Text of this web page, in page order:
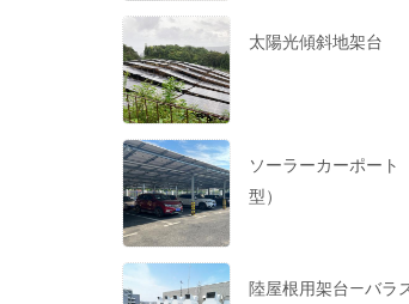
太陽光傾斜地架台
ソーラーカーポート
型）
陸屋根用架台—バラ